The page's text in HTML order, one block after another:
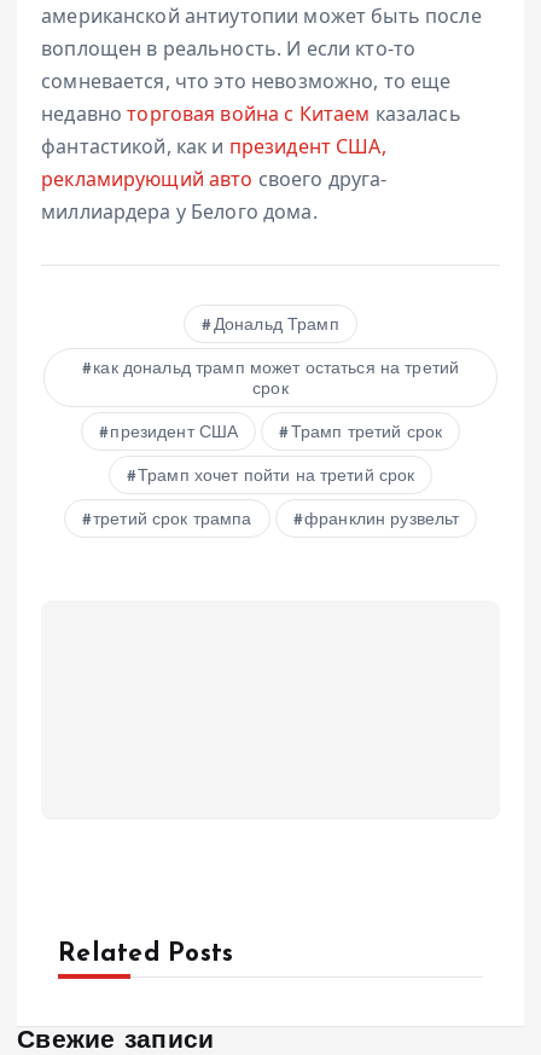
американской антиутопии может быть после
воплощен в реальность. И если кто-то
сомневается, что это невозможно, то еще
недавноторговая война с Китаем казалась
фантастикой, как и президент США,
рекламирующий авто своего друга-
миллиардера у Белого дома.
Дональд Трамп
как дональд трамп может остаться на третий
срок
президент США Трамп третий срок
Трамп хочет пойти на третий срок
третий срок трампа франклин рузвельт
Related Posts
Свежие записи